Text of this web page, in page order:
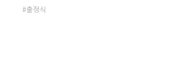
출정식